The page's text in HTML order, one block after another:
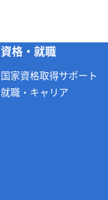
資格・就職
国家資格取得サポート
就職・キャリア